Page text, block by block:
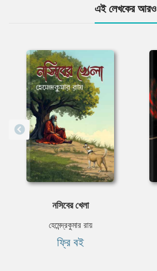
এই লেখকের
নসিবের খেলা
হেমেন্দ্রকুমার রায়
ফ্রি বই